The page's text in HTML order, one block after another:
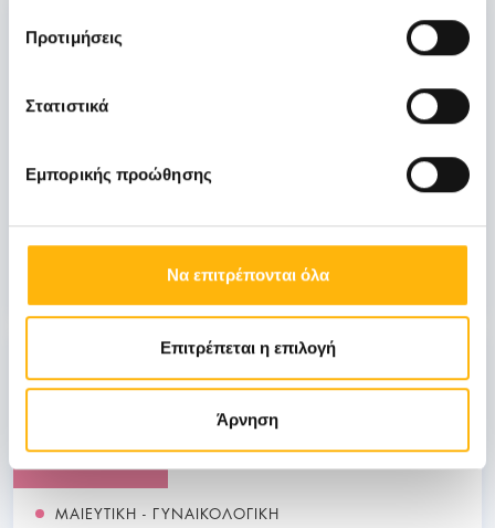
Προτιμήσεις
Στατιστικά
Εμπορικής προώθησης
Να επιτρέπονται όλα
Επιτρέπεται η επιλογή
Άρνηση
31
Οκτωβρίου
ΓΕΝΙΚΗ ΚΛΙΝΙΚΗ
ΙΑΣΩ: Ημερίδα «Ενδιαφέροντα θέματα
Λοιμώξεων»
Μάθετε Περισσότερα
03
03 - 04 ΙΟΥΛ
ΜΑΙΕΥΤΙΚΗ - ΓΥΝΑΙΚΟΛΟΓΙΚΗ